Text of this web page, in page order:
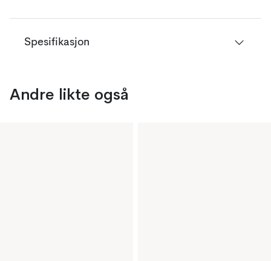
Spesifikasjon
Andre likte også